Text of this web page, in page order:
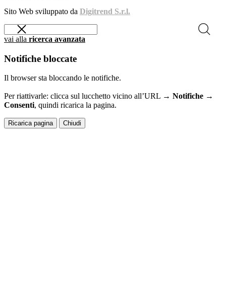
Sito Web sviluppato da Digitrend S.r.l.
vai alla ricerca avanzata
Notifiche bloccate
Il browser sta bloccando le notifiche.
Per riattivarle: clicca sul lucchetto vicino all’URL → Notifiche →
Consenti, quindi ricarica la pagina.
Ricarica pagina Chiudi